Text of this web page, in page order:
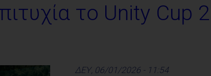
το Unity Cup
ΔΕΥ, 06/01/2026 - 11:54